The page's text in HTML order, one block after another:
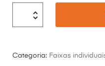
Categoria: Faixas